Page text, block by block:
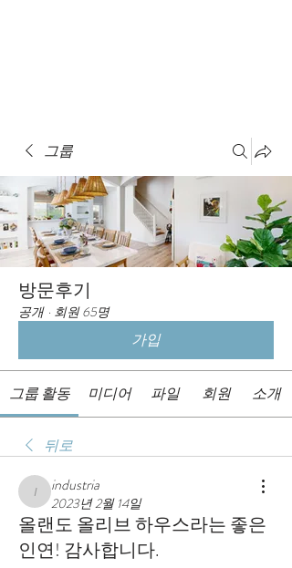
그룹
방문후기
공개 · 회원 65명
가입
그룹 활동 미디어 파일 회원 소개
뒤로
industria
industria
2023년 2월 14일
올랜도 올리브 하우스라는 좋은
인연! 감사합니다.